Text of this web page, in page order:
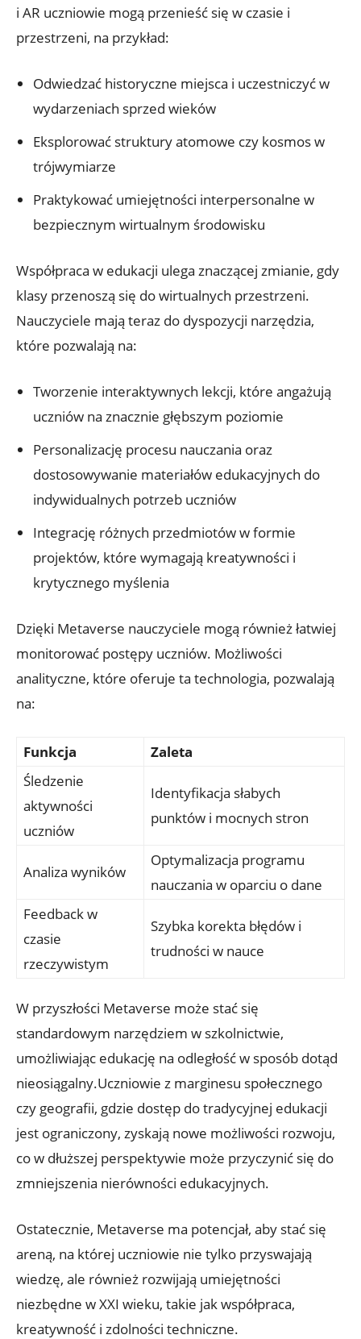
i AR uczniowie mogą przenieść się w czasie i
przestrzeni, na przykład:
Odwiedzać historyczne miejsca i uczestniczyć w
wydarzeniach sprzed wieków
Eksplorować struktury atomowe czy kosmos w
trójwymiarze
Praktykować umiejętności interpersonalne w
bezpiecznym wirtualnym środowisku
Współpraca w edukacji ulega znaczącej zmianie, gdy
klasy przenoszą się do wirtualnych przestrzeni.
Nauczyciele mają teraz do dyspozycji narzędzia,
które pozwalają na:
Tworzenie interaktywnych lekcji, które angażują
uczniów na znacznie głębszym poziomie
Personalizację procesu nauczania oraz
dostosowywanie materiałów edukacyjnych do
indywidualnych potrzeb uczniów
Integrację różnych przedmiotów w formie
projektów, które wymagają kreatywności i
krytycznego myślenia
Dzięki Metaverse nauczyciele mogą również łatwiej
monitorować postępy uczniów. Możliwości
analityczne, które oferuje ta technologia, pozwalają
na:
Funkcja
Zaleta
Śledzenie
aktywności
uczniów
Identyfikacja słabych
punktów i mocnych stron
Analiza wyników
Optymalizacja programu
nauczania w oparciu o dane
Feedback w
czasie
rzeczywistym
Szybka korekta błędów i
trudności w nauce
W przyszłości Metaverse może stać się
standardowym narzędziem w szkolnictwie,
umożliwiając edukację na odległość w sposób dotąd
nieosiągalny.Uczniowie z marginesu społecznego
czy geografii, gdzie dostęp do tradycyjnej edukacji
jest ograniczony, zyskają nowe możliwości rozwoju,
co w dłuższej perspektywie może przyczynić się do
zmniejszenia nierówności edukacyjnych.
Ostatecznie, Metaverse ma potencjał, aby stać się
areną, na której uczniowie nie tylko przyswajają
wiedzę, ale również rozwijają umiejętności
niezbędne w XXI wieku, takie jak współpraca,
kreatywność i zdolności techniczne.